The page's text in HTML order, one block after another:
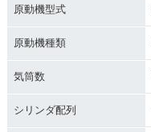
原動機型式
原動機種類
気筒数
シリンダ配列